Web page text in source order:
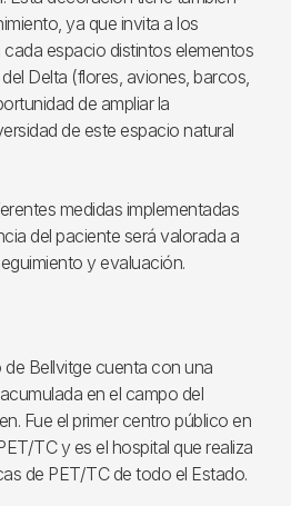
ya que invita a los
espacio distintos elementos
Delta (flores, aviones, barcos,
de ampliar la
de este espacio natural
medidas implementadas
del paciente será valorada a
y evaluación.
de Bellvitge cuenta con una
en el campo del
Fue el primer centro público en
TC y es el hospital que realiza
de PET/TC de todo el Estado.